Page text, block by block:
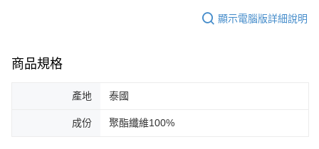
顯示電腦版詳細說明
商品規格
產地 泰國
成份 聚酯纖維100%